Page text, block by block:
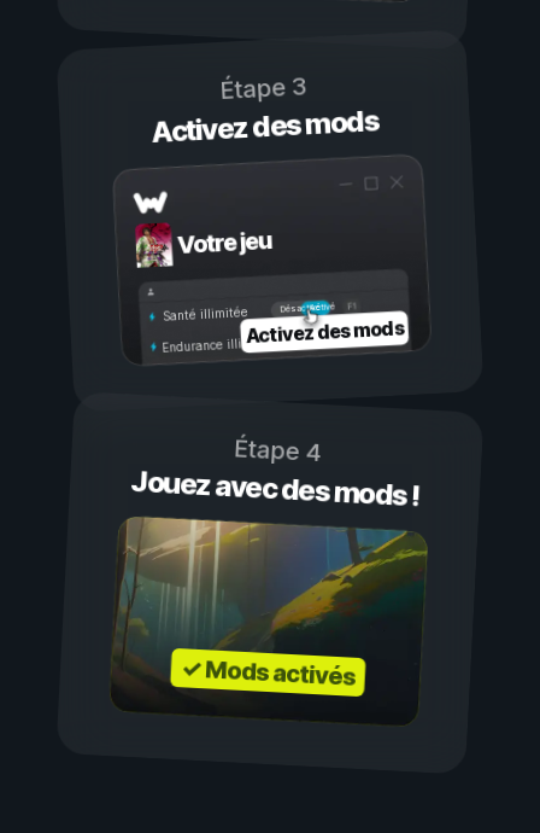
Étape 3
Activez des mods
Votre jeu
Activé
Désactivé
Santé illimitée
Endurance illimitéeActivez des mods
Étape 4
Jouez avec des mods !
✓ Mods activés